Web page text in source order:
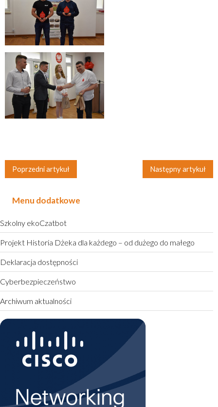
Menu dodatkowe
Szkolny ekoCzatbot
Projekt Historia Dżeka dla każdego – od dużego do małego
Deklaracja dostępności
Cyberbezpieczeństwo
Archiwum aktualności
Poprzedni artykuł Następny artykuł